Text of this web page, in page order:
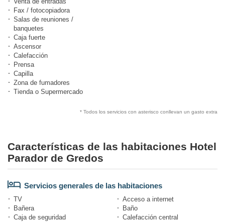
Fax / fotocopiadora
Salas de reuniones /
banquetes
Caja fuerte
Ascensor
Calefacción
Prensa
Capilla
Zona de fumadores
Tienda o Supermercado
* Todos los servicios con asterisco conllevan un gasto extra
Características de las habitaciones Hotel
Parador de Gredos
Servicios generales de las habitaciones
TV
Acceso a internet
Bañera
Baño
Caja de seguridad
Calefacción central